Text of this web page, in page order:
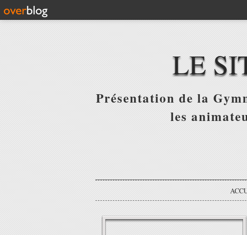
LE
Présentation de la
les